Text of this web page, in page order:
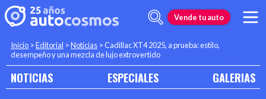
Vende tu auto
Inicio >Editorial >Noticias >Cadillac XT4 2025, a prueba: estilo,
desempeño y una mezcla de lujo extrovertido
NOTICIAS ESPECIALES GALERIAS